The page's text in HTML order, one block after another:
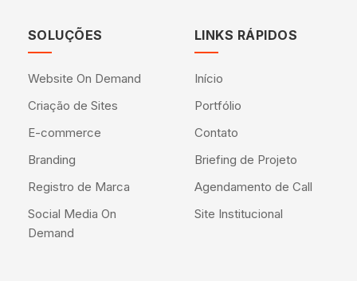
SOLUÇÕES
Website On Demand
Criação de Sites
E-commerce
Branding
Registro de Marca
Social Media On
Demand
LINKS RÁPIDOS
Início
Portfólio
Contato
Briefing de Projeto
Agendamento de Call
Site Institucional